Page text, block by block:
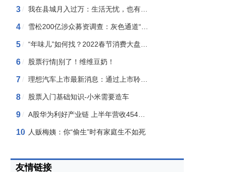
3 /
4 /
5 /
6 / 股票行情|别了！维维豆奶！
7 /
8 / 股票入门基础知识-小米需要造车
9 /
10
/ 人贩梅姨：你“偷生”时有家庭生不如死
友情链接